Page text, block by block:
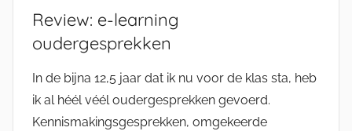
Review: e-learning
oudergesprekken
In de bijna 12,5 jaar dat ik nu voor de klas sta, heb
ik al héél véél oudergesprekken gevoerd.
Kennismakingsgesprekken, omgekeerde